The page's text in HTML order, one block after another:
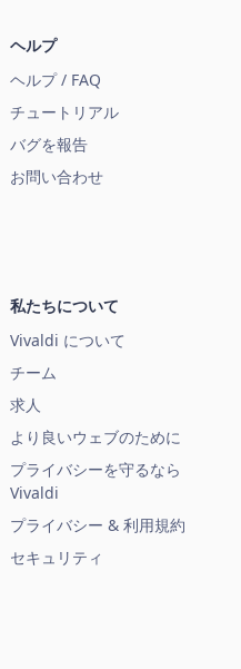
ヘルプ
ヘルプ / FAQ
チュートリアル
バグを報告
お問い合わせ
私たちについて
Vivaldi について
チーム
求人
より良いウェブのために
プライバシーを守るなら
Vivaldi
プライバシー & 利用規約
セキュリティ